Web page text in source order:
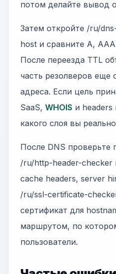
потом делайте вывод
Затем откройте /ru/
host и сравните A,
После переезда TTL
часть резолверов еще
адреса. Если цель
SaaS, WHOIS и headers
какого слоя вы
После DNS проверьте
/ru/http-header-checker
cache headers, server
/ru/ssl-certificate-
сертификат для
маршрутом, по
пользователи.